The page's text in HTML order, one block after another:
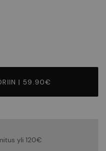
| 59.90€
yli 120€